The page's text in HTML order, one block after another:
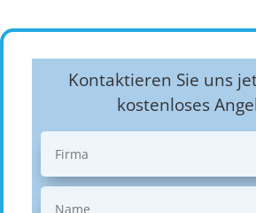
Kontaktieren Sie uns
kostenloses